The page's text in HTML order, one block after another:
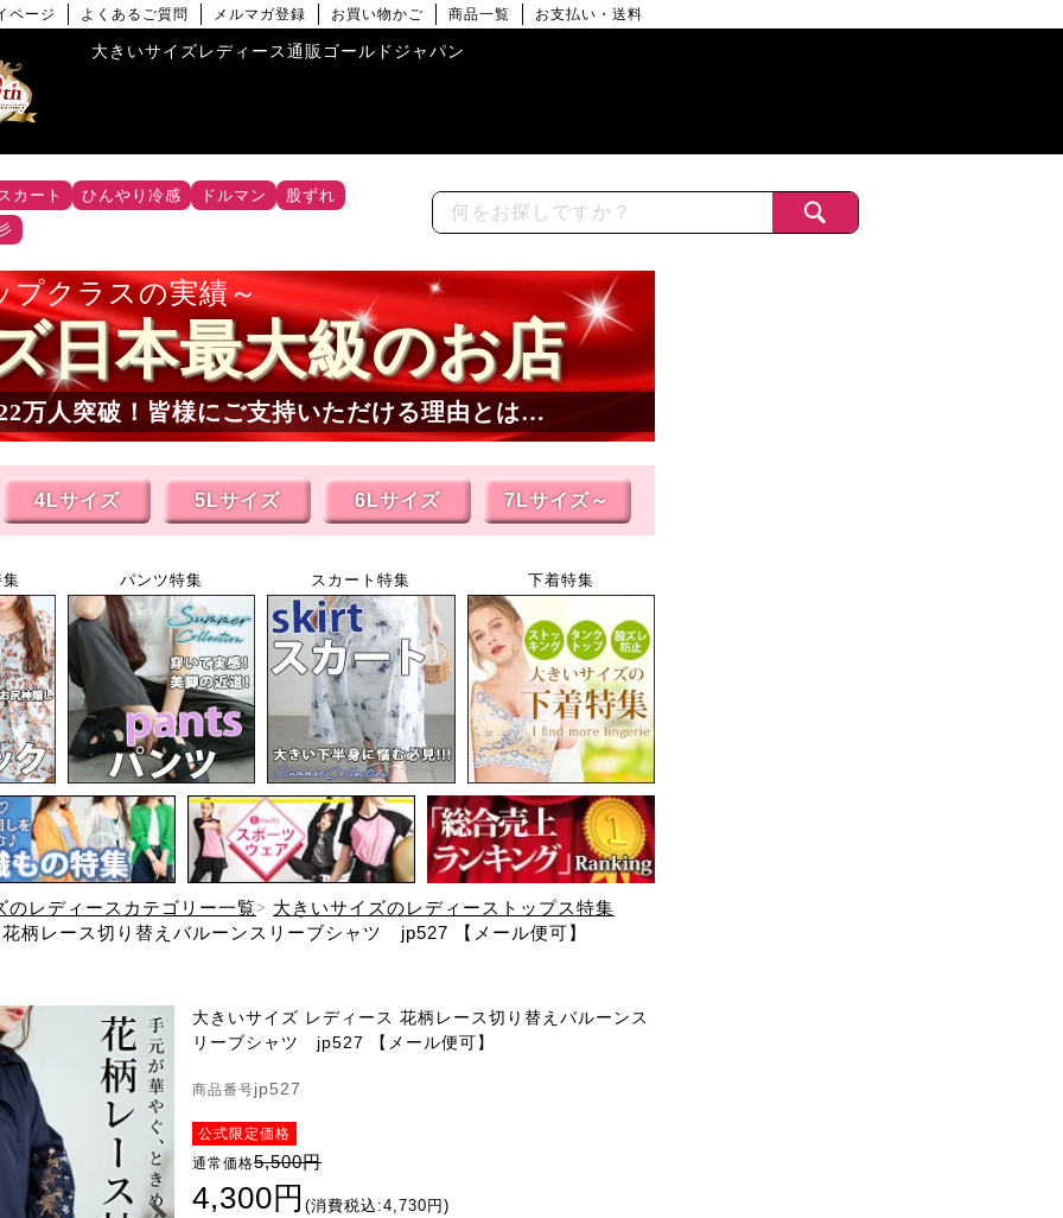
ページ よくあるご質問 メルマガ登録 お買い物かご 商品一覧 お支払い・送料
大きいサイズレディース通販ゴールドジャパン
カート ひんやり冷感 ドルマン
股ずれ
プクラスの実績
日本最大級のお店
万人突破！皆様にご支持いただける理由とは…
4Lサイズ 5Lサイズ 6Lサイズ 7Lサイズ～
パンツ特集 スカート特集 下着特集
のレディースカテゴリー一覧
大きいサイズのレディーストップス特集
柄レース切り替えバルーンスリーブシャツ jp527 【メール便可】
大きいサイズ レディース 花柄レース切り替えバルーンス
リーブシャツ jp527 【メール便可】
商品番号jp527
公式限定価格
通常価格5,500円
4,300円 (消費税込:4,730円)